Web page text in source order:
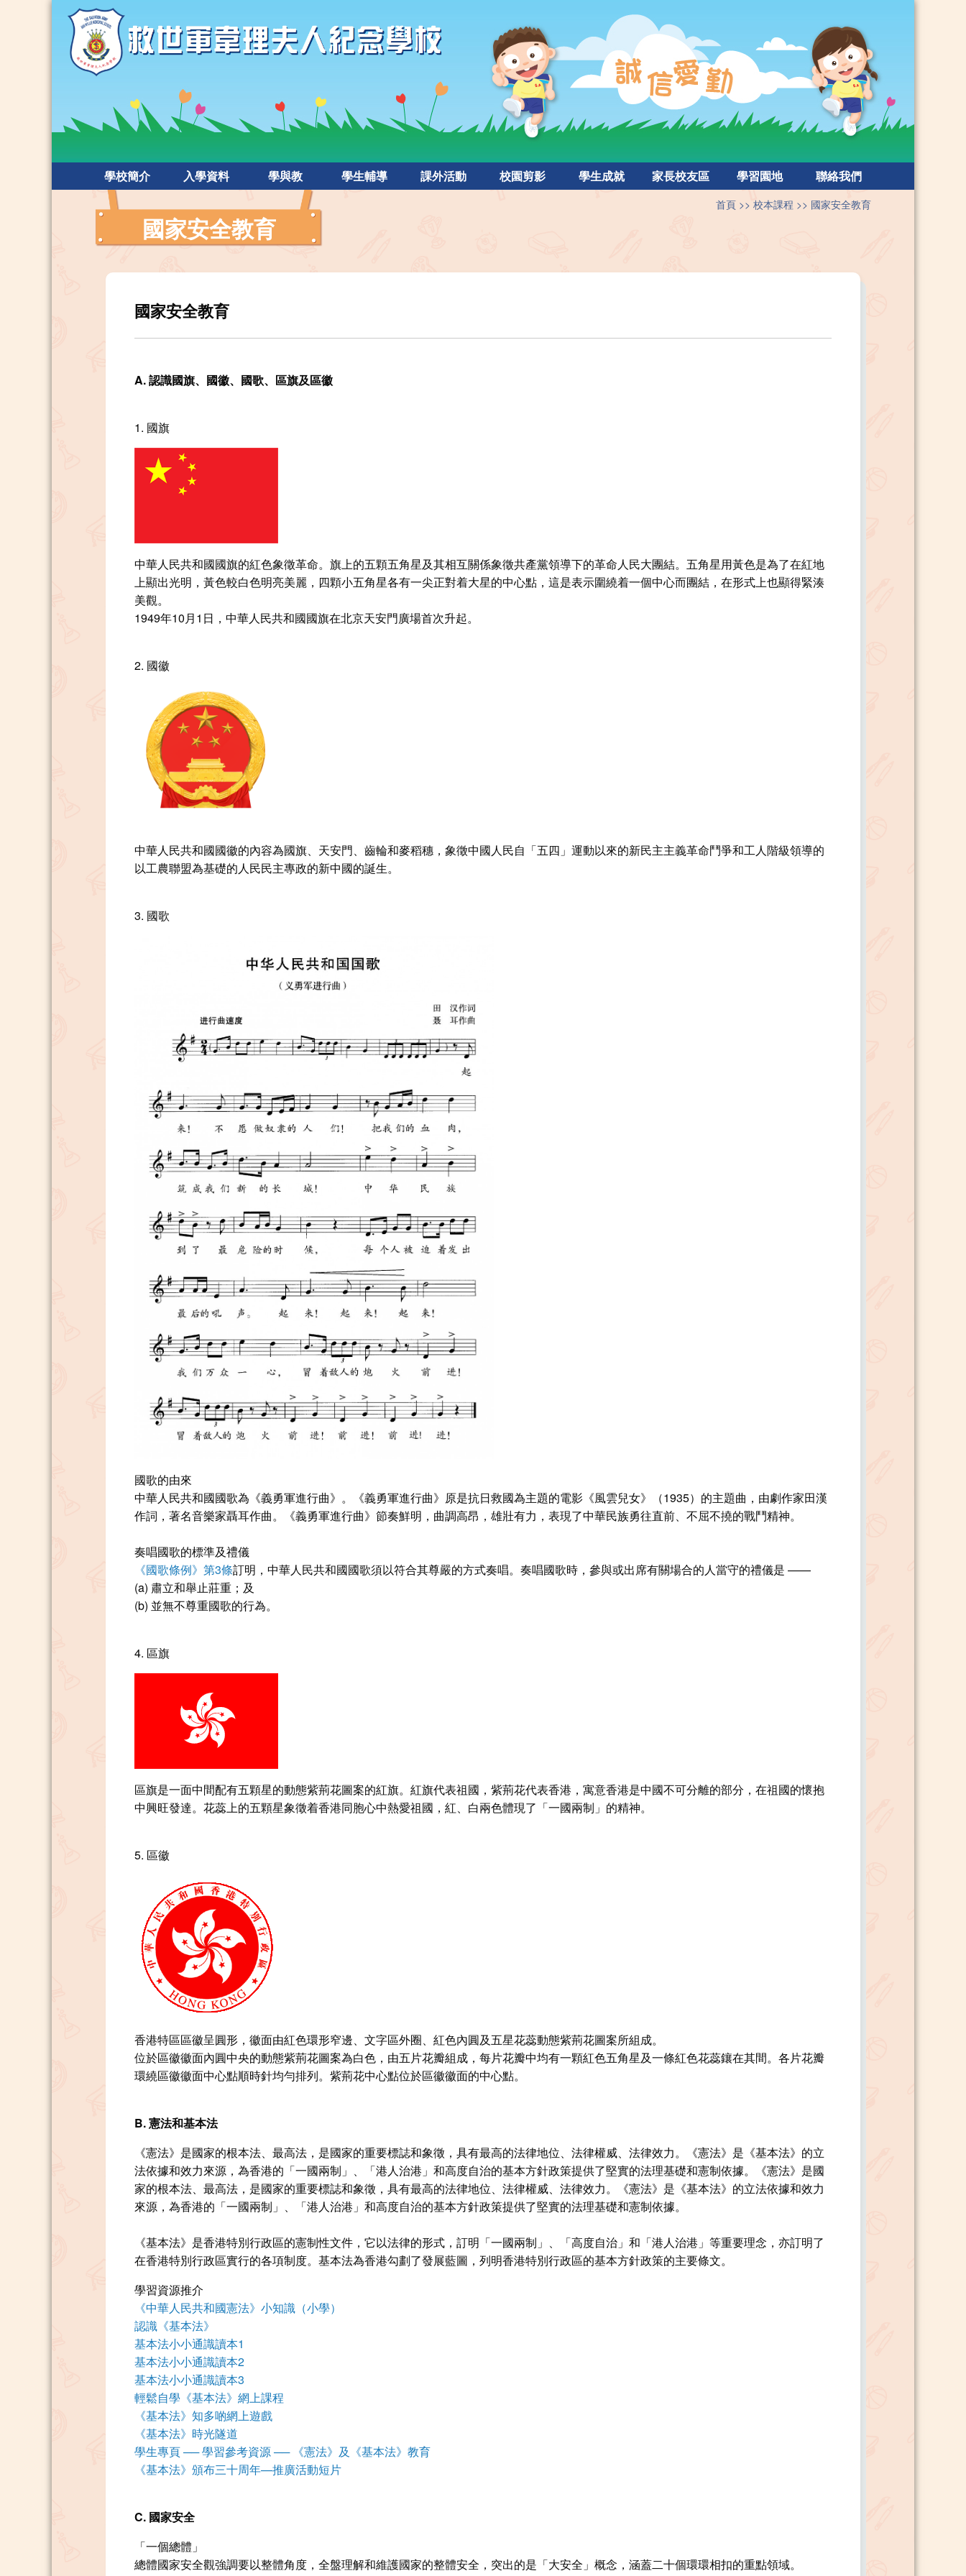
學校簡介 入學資料 學與教 學生輔導 課外活動 校園剪影 學生成就 家長校友區 學習園地 聯絡我們
國家安全教育
首頁 校本課程 國家安全教育
國家安全教育
A. 認識國旗、國徽、國歌、區旗及區徽
1. 國旗
中華人民共和國國旗的紅色象徵革命。旗上的五顆五角星及其相互關係象徵共產黨領導下的革命人民大團結。五角星用黃色是為了在紅地
上顯出光明，黃色較白色明亮美麗，四顆小五角星各有一尖正對着大星的中心點，這是表示圍繞着一個中心而團結，在形式上也顯得緊湊
美觀。
1949年10月1日，中華人民共和國國旗在北京天安門廣場首次升起。
2. 國徽
中華人民共和國國徽的內容為國旗、天安門、齒輪和麥稻穗，象徵中國人民自「五四」運動以來的新民主主義革命鬥爭和工人階級領導的
以工農聯盟為基礎的人民民主專政的新中國的誕生。
3. 國歌
國歌的由來
中華人民共和國國歌為《義勇軍進行曲》。《義勇軍進行曲》原是抗日救國為主題的電影《風雲兒女》（1935）的主題曲，由劇作家田漢
作詞，著名音樂家聶耳作曲。《義勇軍進行曲》節奏鮮明，曲調高昂，雄壯有力，表現了中華民族勇往直前、不屈不撓的戰鬥精神。
奏唱國歌的標準及禮儀
《國歌條例》第3條訂明，中華人民共和國國歌須以符合其尊嚴的方式奏唱。奏唱國歌時，參與或出席有關場合的人當守的禮儀是 ——
(a) 肅立和舉止莊重；及
(b) 並無不尊重國歌的行為。
4. 區旗
區旗是一面中間配有五顆星的動態紫荊花圖案的紅旗。紅旗代表祖國，紫荊花代表香港，寓意香港是中國不可分離的部分，在祖國的懷抱
中興旺發達。花蕊上的五顆星象徵着香港同胞心中熱愛祖國，紅、白兩色體現了「一國兩制」的精神。
5. 區徽
香港特區區徽呈圓形，徽面由紅色環形窄邊、文字區外圈、紅色內圓及五星花蕊動態紫荊花圖案所組成。
位於區徽徽面內圓中央的動態紫荊花圖案為白色，由五片花瓣組成，每片花瓣中均有一顆紅色五角星及一條紅色花蕊鑲在其間。各片花瓣
環繞區徽徽面中心點順時針均勻排列。紫荊花中心點位於區徽徽面的中心點。
B. 憲法和基本法
《憲法》是國家的根本法、最高法，是國家的重要標誌和象徵，具有最高的法律地位、法律權威、法律效力。《憲法》是《基本法》的立
法依據和效力來源，為香港的「一國兩制」、「港人治港」和高度自治的基本方針政策提供了堅實的法理基礎和憲制依據。《憲法》是國
家的根本法、最高法，是國家的重要標誌和象徵，具有最高的法律地位、法律權威、法律效力。《憲法》是《基本法》的立法依據和效力
來源，為香港的「一國兩制」、「港人治港」和高度自治的基本方針政策提供了堅實的法理基礎和憲制依據。
《基本法》是香港特別行政區的憲制性文件，它以法律的形式，訂明「一國兩制」、「高度自治」和「港人治港」等重要理念，亦訂明了
在香港特別行政區實行的各項制度。基本法為香港勾劃了發展藍圖，列明香港特別行政區的基本方針政策的主要條文。
學習資源推介
《中華人民共和國憲法》小知識（小學）
認識《基本法》
基本法小小通識讀本1
基本法小小通識讀本2
基本法小小通識讀本3
輕鬆自學《基本法》網上課程
《基本法》知多啲網上遊戲
《基本法》時光隧道
學生專頁 ── 學習參考資源 ── 《憲法》及《基本法》教育
《基本法》頒布三十周年—推廣活動短片
C. 國家安全
「一個總體」
總體國家安全觀強調要以整體角度，全盤理解和維護國家的整體安全，突出的是「大安全」概念，涵蓋二十個環環相扣的重點領域。